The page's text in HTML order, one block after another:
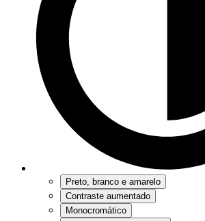
Preto, branco e amarelo
Contraste aumentado
Monocromático